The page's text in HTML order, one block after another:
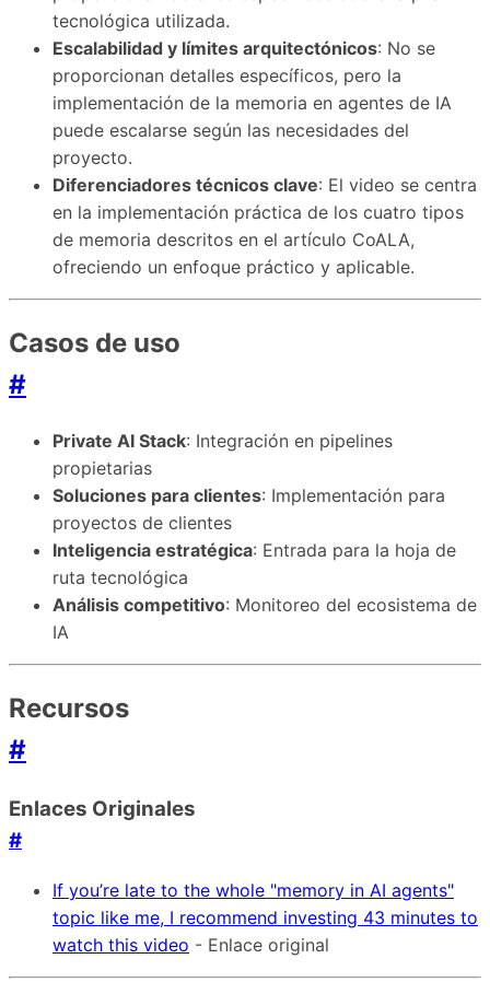
tecnológica utilizada.
Escalabilidad y límites arquitectónicos: No se
proporcionan detalles específicos, pero la
implementación de la memoria en agentes de IA
puede escalarse según las necesidades del
proyecto.
Diferenciadores técnicos clave: El video se centra
en la implementación práctica de los cuatro tipos
de memoria descritos en el artículo CoALA,
ofreciendo un enfoque práctico y aplicable.
Casos de uso
#
Private AI Stack: Integración en pipelines
propietarias
Soluciones para clientes: Implementación para
proyectos de clientes
Inteligencia estratégica: Entrada para la hoja de
ruta tecnológica
Análisis competitivo: Monitoreo del ecosistema de
IA
Recursos
#
Enlaces Originales
#
If you’re late to the whole "memory in AI agents"
topic like me, I recommend investing 43 minutes to
watch this video - Enlace original